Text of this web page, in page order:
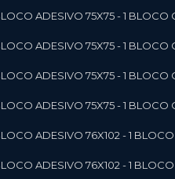
BLOCO ADESIVO 75X75 - 1
BLOCO ADESIVO 75X75 - 1 BLOCO
BLOCO ADESIVO 75X75 - 1 BLOCO
BLOCO ADESIVO 75X75 - 1
BLOCO ADESIVO 76X102 - 1
BLOCO ADESIVO 76X102 - 1